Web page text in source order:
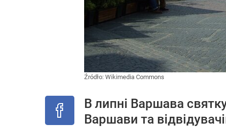
Źródło: Wikimedia Commons
В липні Варшава
Варшави та